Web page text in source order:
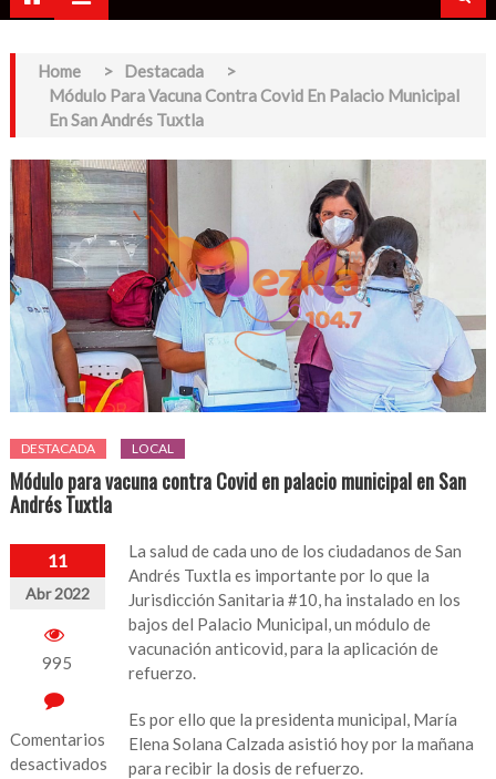
Home > Destacada
>
Módulo Para Vacuna Contra Covid En Palacio Municipal
En San Andrés Tuxtla
DESTACADA LOCAL
Módulo para vacuna contra Covid en palacio municipal en San
Andrés Tuxtla
11
Abr 2022
995
Comentarios
desactivados
La salud de cada uno de los ciudadanos de San
Andrés Tuxtla es importante por lo que la
Jurisdicción Sanitaria #10, ha instalado en los
bajos del Palacio Municipal, un módulo de
vacunación anticovid, para la aplicación de
refuerzo.
Es por ello que la presidenta municipal, María
Elena Solana Calzada asistió hoy por la mañana
para recibir la dosis de refuerzo.